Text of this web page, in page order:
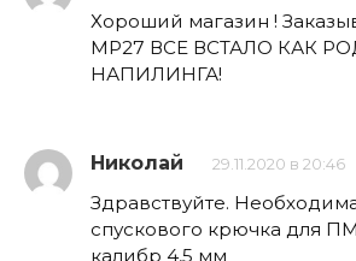
Хороший магазин !
МР27 ВСЕ ВСТАЛО КАК
НАПИЛИНГА!
Николай 29.11.2020 в 20:46
Здравствуйте.
спускового крючка для
калибр 4,5 мм